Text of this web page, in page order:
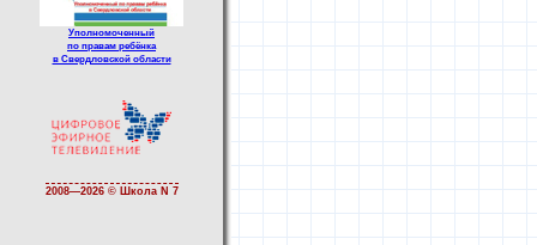
Уполномоченный
по правам ребёнка
в Свердловской области
2008—2026 © Школа N 7